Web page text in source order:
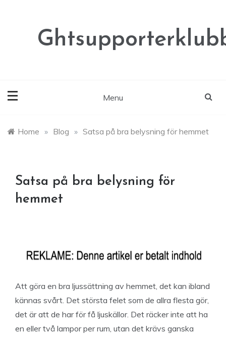
Menu
Home » Blog » Satsa på bra belysning för hemmet
Satsa på bra belysning för
hemmet
Att göra en bra ljussättning av hemmet, det kan ibland
kännas svårt. Det största felet som de allra flesta gör,
det är att de har för få ljuskällor. Det räcker inte att ha
en eller två lampor per rum, utan det krävs ganska